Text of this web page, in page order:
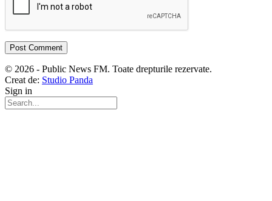
© 2026 - Public News FM. Toate drepturile rezervate.
Creat de: Studio Panda
Sign in